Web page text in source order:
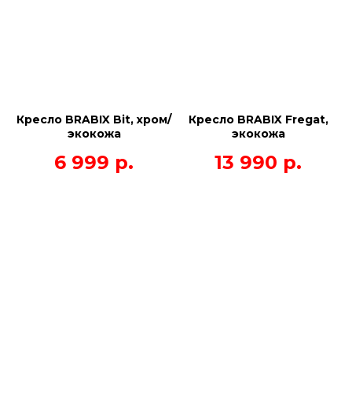
Кресло BRABIX Bit, хром/
экокожа
6 999 р.
Кресло BRABIX Fregat,
экокожа
13 990 р.